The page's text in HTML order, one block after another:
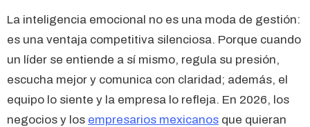
La inteligencia emocional no es una moda de gestión:
es una ventaja competitiva silenciosa. Porque cuando
un líder se entiende a sí mismo, regula su presión,
escucha mejor y comunica con claridad; además, el
equipo lo siente y la empresa lo refleja. En 2026, los
negocios y los empresarios mexicanos que quieran